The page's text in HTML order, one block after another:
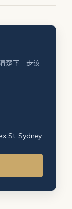
智的决定。
楚下一步该
St, Sydney